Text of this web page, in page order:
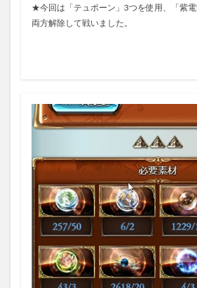
★今回は「テュポーン」3つを使用、「紫
両方解除して戦いました。